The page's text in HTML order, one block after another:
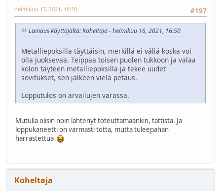
#197
helmikuu 17, 2021, 10:20
Lainaus käyttäjältä: Koheltaja - helmikuu 16, 2021, 16:50
Metalliepoksilla täyttäisin, merkillä ei väliä koska voi
olla juoksevaa. Teippaa toisen puolen tukkoon ja valaa
kolon täyteen metalliepoksilla ja tekee uudet
sovitukset, sen jälkeen vielä petaus.
Lopputulos on arvailujen varassa.
Mutulla olisin noin lähtenyt toteuttamaankin, tattista. Ja
loppukaneetti on varmasti totta, mutta tuleepahan
harrastettua
Koheltaja